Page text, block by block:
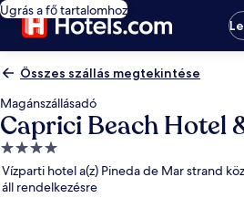
Ugrás a fő tartalomhoz
Összes szállás megtekintése
Magánszállásadó
Caprici Beach Hotel
4.0
csillagos
szálláshely
Vízparti hotel a(z) Pineda de Mar strand
áll rendelkezésre